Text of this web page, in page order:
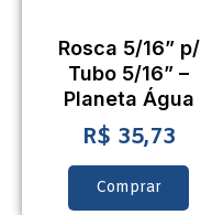
Rosca 5/16” p/
Tubo 5/16” –
Planeta Água
R$ 35,73
Comprar